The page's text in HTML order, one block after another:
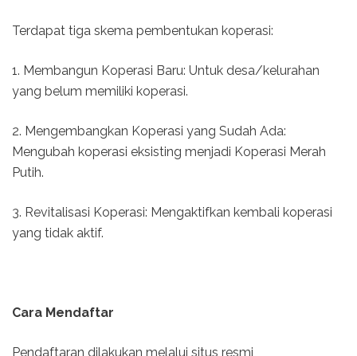
Terdapat tiga skema pembentukan koperasi:
1. Membangun Koperasi Baru: Untuk desa/kelurahan
yang belum memiliki koperasi.
2. Mengembangkan Koperasi yang Sudah Ada:
Mengubah koperasi eksisting menjadi Koperasi Merah
Putih.
3. Revitalisasi Koperasi: Mengaktifkan kembali koperasi
yang tidak aktif.
Cara Mendaftar
Pendaftaran dilakukan melalui situs resmi